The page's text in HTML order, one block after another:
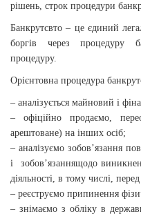
рішень, строк процедури
Банкрутсвто – це єдиний
боргів через процедуру
процедуру.
Орієнтовна процедура
– аналізується майновий і
– офіційно продаємо,
арештоване) на інших осіб;
– аналізуємо зобов’язання
і
зобов’язаннящодо
діяльності, в тому числі, перед
– реєструємо припинення
– знімаємо з обліку в